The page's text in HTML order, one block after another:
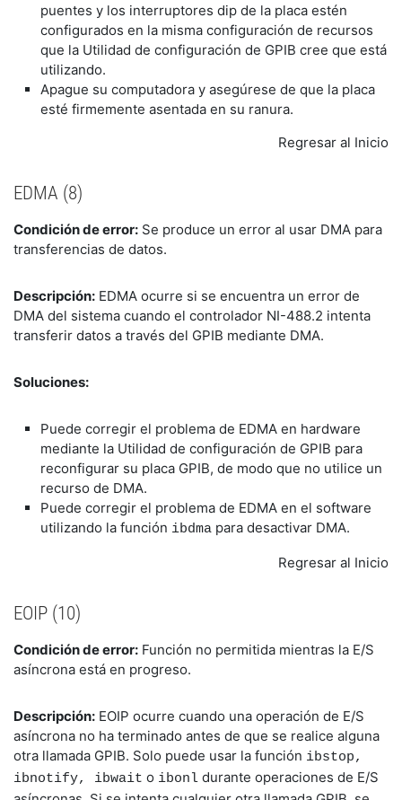
puentes y los interruptores dip de la placa estén
configurados en la misma configuración de recursos
que la Utilidad de configuración de GPIB cree que está
utilizando.
Apague su computadora y asegúrese de que la placa
esté firmemente asentada en su ranura.
Regresar al Inicio
EDMA (8)
Condición de error: Se produce un error al usar DMA para
transferencias de datos.
Descripción: EDMA ocurre si se encuentra un error de
DMA del sistema cuando el controlador NI-488.2 intenta
transferir datos a través del GPIB mediante DMA.
Soluciones:
Puede corregir el problema de EDMA en hardware
mediante la Utilidad de configuración de GPIB para
reconfigurar su placa GPIB, de modo que no utilice un
recurso de DMA.
Puede corregir el problema de EDMA en el software
utilizando la función ibdma para desactivar DMA.
Regresar al Inicio
EOIP (10)
Condición de error: Función no permitida mientras la E/S
asíncrona está en progreso.
Descripción: EOIP ocurre cuando una operación de E/S
asíncrona no ha terminado antes de que se realice alguna
otra llamada GPIB. Solo puede usar la función ibstop,
ibnotify, ibwait o ibonl durante operaciones de E/S